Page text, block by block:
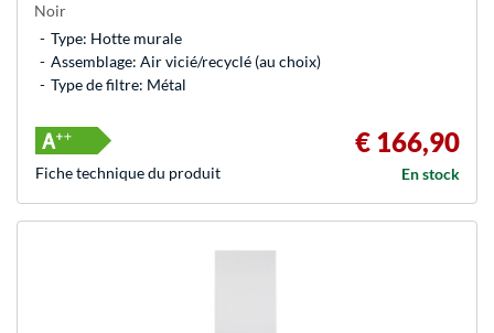
Noir
Type: Hotte murale
Assemblage: Air vicié/recyclé (au choix)
Type de filtre: Métal
€ 166,90
En stock
Fiche technique du produit